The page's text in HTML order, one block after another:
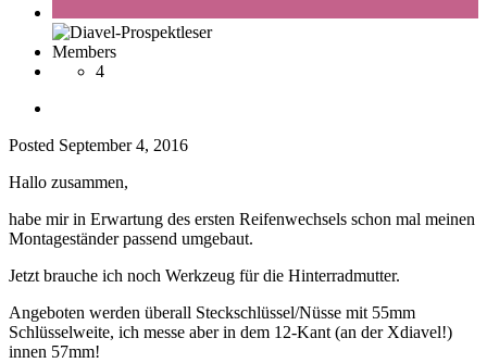
Members
4
Posted September 4, 2016
Hallo zusammen,
habe mir in Erwartung des ersten Reifenwechsels schon mal meinen
Montageständer passend umgebaut.
Jetzt brauche ich noch Werkzeug für die Hinterradmutter.
Angeboten werden überall Steckschlüssel/Nüsse mit 55mm
Schlüsselweite, ich messe aber in dem 12-Kant (an der Xdiavel!)
innen 57mm!